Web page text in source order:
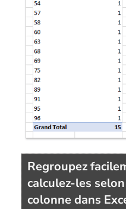
Regroupez
calculez-les
colonne dans